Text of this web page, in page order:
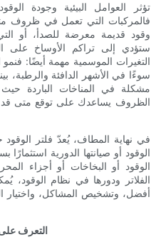
تؤثر العوامل البيئية وجودة
فالمركبات التي تعمل في ظروف
وقود قديمة معرضة للصدأ، أو
ستؤدي إلى تراكم الأوساخ على
التغيرات الموسمية مهمة أيضًا:
سوءًا في الأشهر الدافئة والرطبة،
مشكلة في المناخات الباردة
الظروف يساعدك على توقع متى قد
في نهاية المطاف، يُعدّ فلتر الوقود
الوقود أو صيانتها الدورية
الوقود أو البخاخات أو أجزاء
الفلاتر ودورها في نظام الوقود،
أفضل، وتشخيص المشاكل، واختيار
التعرف